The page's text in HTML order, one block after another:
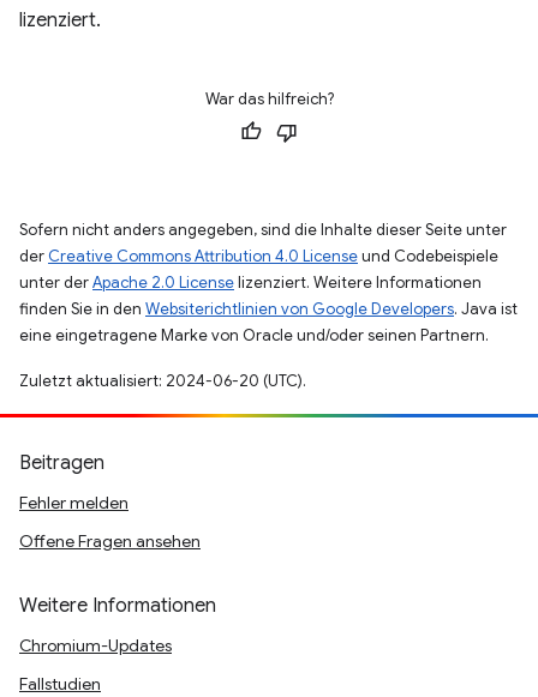
lizenziert.
War das hilfreich?
Sofern nicht anders angegeben, sind die Inhalte dieser Seite unter
der Creative Commons Attribution 4.0 Licenseund Codebeispiele
unter derApache 2.0 Licenselizenziert. Weitere Informationen
finden Sie in den Websiterichtlinien von Google Developers. Java ist
eine eingetragene Marke von Oracle und/oder seinen Partnern.
Zuletzt aktualisiert: 2024-06-20 (UTC).
Beitragen
Fehler melden
Offene Fragen ansehen
Weitere Informationen
Chromium-Updates
Fallstudien